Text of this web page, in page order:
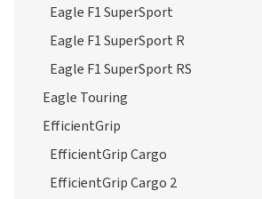
Eagle F1 SuperSport
Eagle F1 SuperSport R
Eagle F1 SuperSport RS
Eagle Touring
EfficientGrip
EfficientGrip Cargo
EfficientGrip Cargo 2